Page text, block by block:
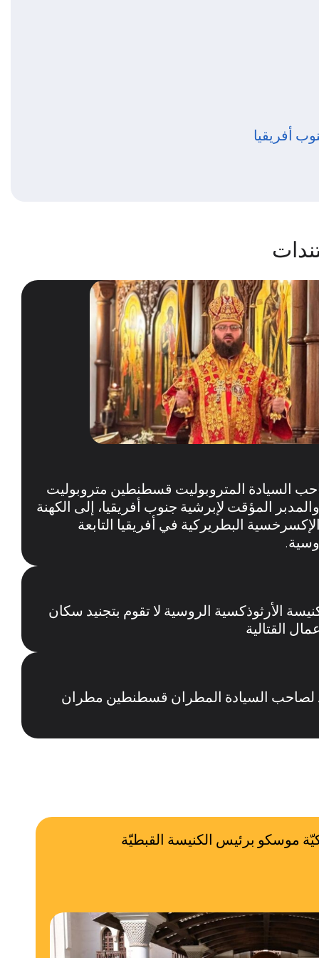
أفريقيا
السيادة المتروبوليت قسطنطين متروبوليت
المؤقت لإبرشية جنوب أفريقيا، إلى الكهنة
البطريركية في أفريقيا التابعة
الأرثوذكسية الروسية لا تقوم بتجنيد سكان
القتالية
لصاحب السيادة المطران قسطنطين مطران
موسكو برئيس الكنيسة القبطيّة